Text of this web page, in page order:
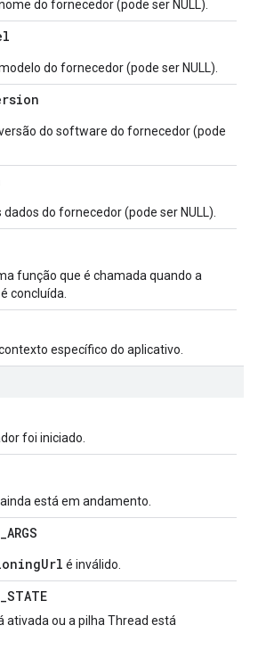
do fornecedor (pode ser NULL).
do fornecedor (pode ser NULL).
do software do fornecedor (pode
do fornecedor (pode ser NULL).
função que é chamada quando a
concluída.
específico do aplicativo.
foi iniciado.
está em andamento.
_ARGS
é inválido.
_STATE
ativada ou a pilha Thread está